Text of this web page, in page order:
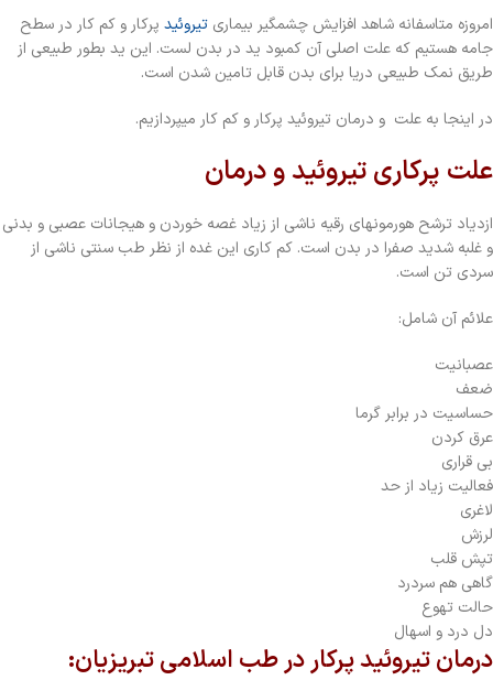
امروزه متاسفانه شاهد افزایش چشمگیر بیماری تیروئید پرکار و کم کار در سطح
جامه هستیم که علت اصلی آن کمبود ید در بدن لست. این ید بطور طبیعی از
طریق نمک طبیعی دریا برای بدن قابل تامین شدن است.
در اینجا به علت و درمان تیروئید پرکار و کم کار میپردازیم.
علت پرکاری تیروئید و درمان
ازدیاد ترشح هورمونهای رقیه ناشی از زیاد غصه خوردن و هیجانات عصبی و بدنی
و غلبه شدید صفرا در بدن است. کم کاری این غده از نظر طب سنتی ناشی از
سردی تن است.
علائم آن شامل:
عصبانیت
ضعف
حساسیت در برابر گرما
عرق کردن
بی قراری
فعالیت زیاد از حد
لاغری
لرزش
تپش قلب
گاهی هم سردرد
حالت تهوع
دل درد و اسهال
درمان تیروئید پرکار در طب اسلامی تبریزیان: